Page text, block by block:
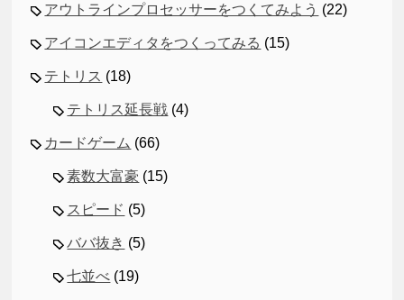
アウトラインプロセッサーをつくてみよう (22)
アイコンエディタをつくってみる (15)
テトリス (18)
テトリス延長戦 (4)
カードゲーム (66)
素数大富豪 (15)
スピード (5)
ババ抜き (5)
七並べ (19)